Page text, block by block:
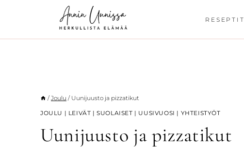
RESEPTIT
/ Joulu / Uunijuusto ja pizzatikut
JOULU | LEIVÄT |SUOLAISET | UUSIVUOSI | YHTEISTYÖT
Uunijuusto ja pizzatikut